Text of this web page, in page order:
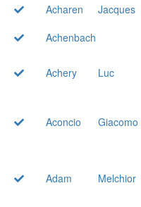
Acharen
Jacques
Achenbach
Achery
Luc
Aconcio Giacomo
Adam Melchior